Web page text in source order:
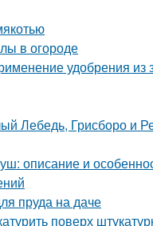
в огороде
удобрения
Лебедь, Грисборо и
описание и
пруда на даче
поверх